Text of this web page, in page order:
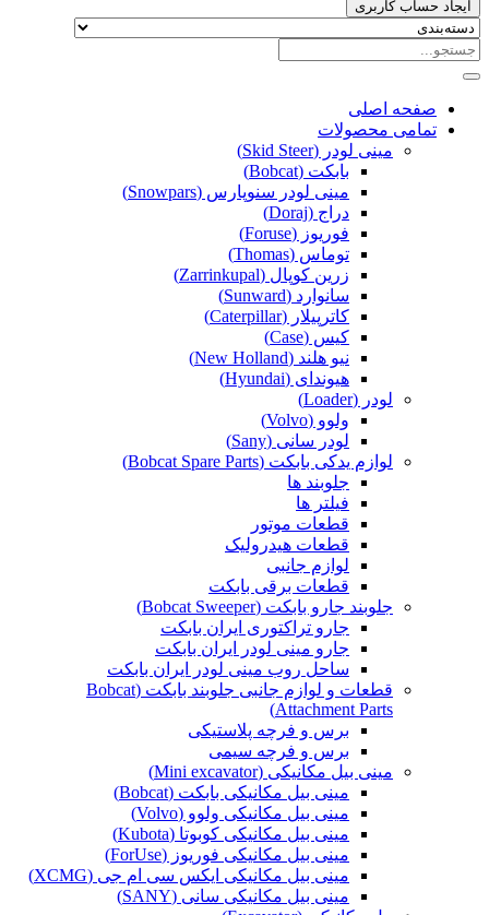
ایجاد حساب کاربری
صفحه اصلی
تمامی محصولات
مینی لودر (Skid Steer)
بابکت (Bobcat)
مینی لودر سنوپارس (Snowpars)
دراج (Doraj)
فوریوز (Foruse)
توماس (Thomas)
زرین کوپال (Zarrinkupal)
سانوارد (Sunward)
کاترپیلار (Caterpillar)
کیس (Case)
نیو هلند (New Holland)
هیوندای (Hyundai)
لودر (Loader)
ولوو (Volvo)
لودر سانی (Sany)
لوازم یدکی بابکت (Bobcat Spare Parts)
جلوبند ها
فیلتر ها
قطعات موتور
قطعات هیدرولیک
لوازم جانبی
قطعات برقی بابکت
جلوبند جارو بابکت (Bobcat Sweeper)
جارو تراکتوری ایران بابکت
جارو مینی لودر ایران بابکت
ساحل روب مینی لودر ایران بابکت
قطعات و لوازم جانبی جلوبند بابکت (Bobcat
Attachment Parts)
برس و فرچه پلاستیکی
برس و فرچه سیمی
مینی بیل مکانیکی (Mini excavator)
مینی بیل مکانیکی بابکت (Bobcat)
مینی بیل مکانیکی ولوو (Volvo)
مینی بیل مکانیکی کوبوتا (Kubota)
مینی بیل مکانیکی فوریوز (ForUse)
مینی بیل مکانیکی ایکس سی ام جی (XCMG)
مینی بیل مکانیکی سانی (SANY)